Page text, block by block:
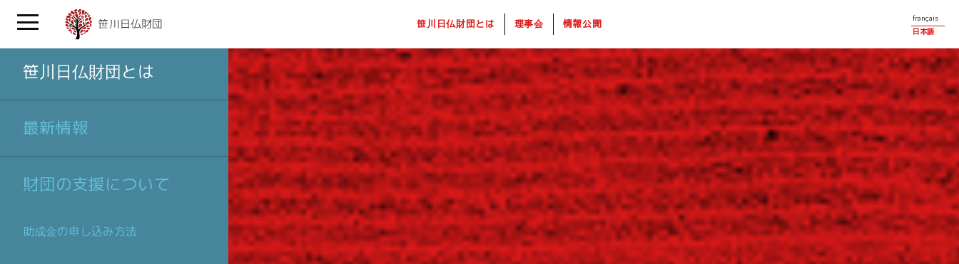
笹川日仏財団とは 理事会 情報公開
français
日本語
笹川日仏財団とは
最新情報
財団の支援について
助成金の申し込み方法